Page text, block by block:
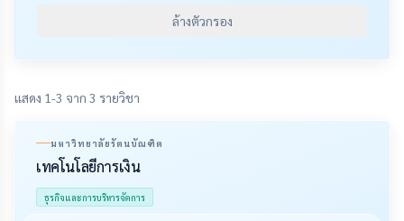
ล้างตัวกรอง
แสดง 1-3 จาก 3 รายวิชา
มหาวิทยาลัยรัตนบัณฑิต
เทคโนโลยีการเงิน
ธุรกิจและการบริหารจัดการ